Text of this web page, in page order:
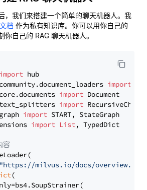
，我们来搭建一个简单的聊天机器人。我
档 作为私有知识库。你可以用你自己的
自己的 RAG 聊天机器人。
import
import
import
import
import
import List, TypedDict
容
"https://milvus.io/docs/overview.md"
(